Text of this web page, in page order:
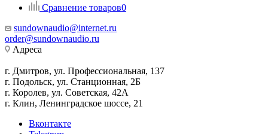
Сравнение товаров0
sundownaudio@internet.ru
order@sundownaudio.ru
Адреса
г. Дмитров, ул. Профессиональная, 137
г. Подольск, ул. Станционная, 2Б
г. Королев, ул. Советская, 42А
г. Клин, Ленинградское шоссе, 21
Вконтакте